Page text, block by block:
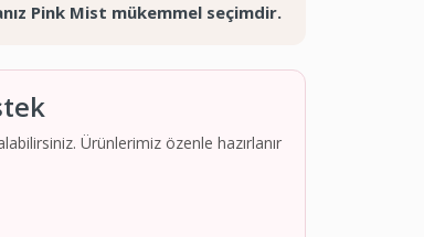
Pink Mist mükemmel seçimdir.
Ürünlerimiz özenle hazırlanır